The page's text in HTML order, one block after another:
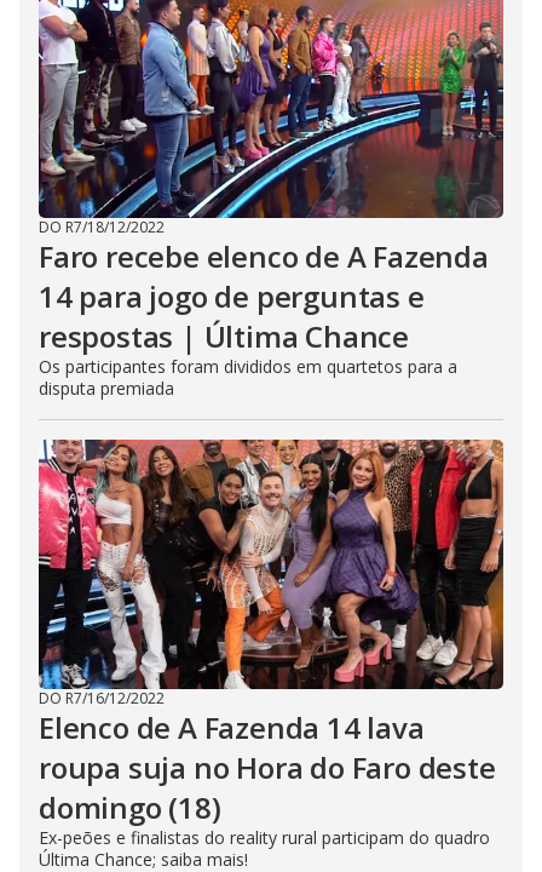
DO R7/18/12/2022
Faro recebe elenco de A Fazenda
14 para jogo de perguntas e
respostas | Última Chance
Os participantes foram divididos em quartetos para a
disputa premiada
DO R7/16/12/2022
Elenco de A Fazenda 14 lava
roupa suja no Hora do Faro deste
domingo (18)
Ex-peões e finalistas do reality rural participam do quadro
Última Chance; saiba mais!